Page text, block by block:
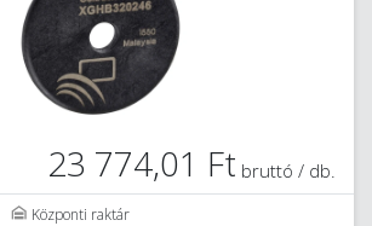
23 774,01 Ft bruttó / db.
Központi raktár